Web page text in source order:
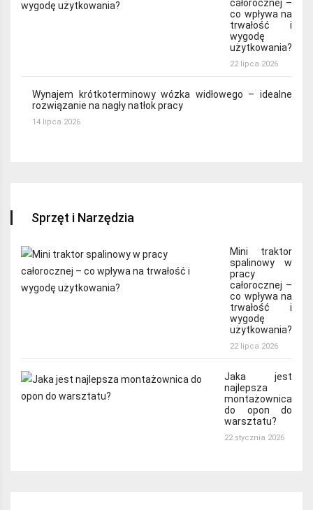
całorocznej –
co wpływa na
trwałość i
wygodę
użytkowania?
22 lipca 2026
Wynajem krótkoterminowy wózka widłowego – idealne
rozwiązanie na nagły natłok pracy
14 lipca 2026
Sprzęt i Narzędzia
Mini traktor
spalinowy w
pracy
całorocznej –
co wpływa na
trwałość i
wygodę
użytkowania?
22 lipca 2026
Jaka jest
najlepsza
montażownica
do opon do
warsztatu?
22 stycznia 2026